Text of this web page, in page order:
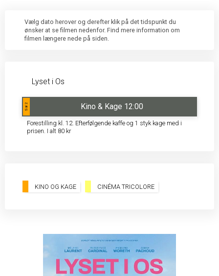
Vælg dato herover og derefter klik på det tidspunkt du
ønsker at se filmen nedenfor. Find mere information om
filmen længere nede på siden.
Lyset i Os
Sal 2 Kino & Kage 12:00
Forestilling kl. 12. Efterfølgende kaffe og 1 styk kage med i
prisen. I alt 80 kr
KINO OG KAGE CINÉMA TRICOLORE